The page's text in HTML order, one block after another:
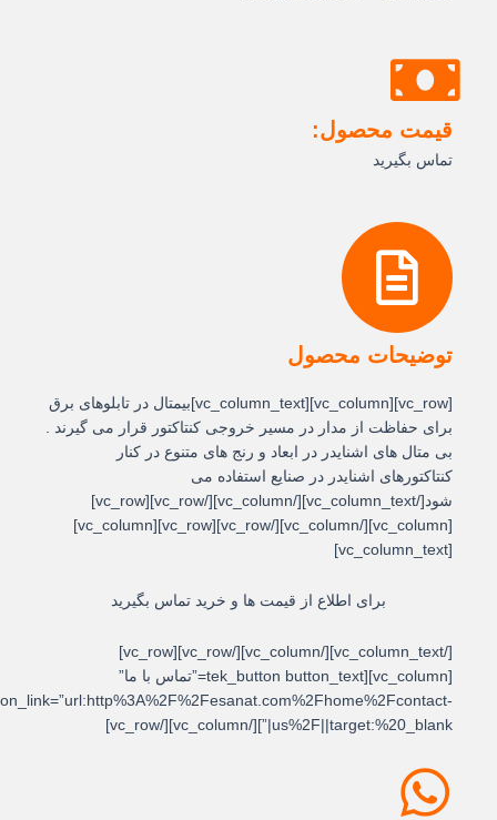
قیمت محصول:
تماس بگیرید
توضیحات محصول
[vc_row][vc_column][vc_column_text]بیمتال در تابلوهای برق
برای حفاظت از مدار در مسیر خروجی کنتاکتور قرار می گیرند .
بی متال های اشنایدر در ابعاد و رنج های متنوع در کنار
کنتاکتورهای اشنایدر در صنایع استفاده می
شود[/vc_column_text][/vc_column][/vc_row][vc_row]
[vc_column][/vc_column][/vc_row][vc_row][vc_column]
برای اطلاع از قیمت ها و خرید تماس بگیرید
[/vc_column_text][/vc_column][/vc_row][vc_row]
[vc_column][tek_button button_text=”تماس با ما”
button_link=”url:http%3A%2F%2Fesanat.com%2Fhome%2Fcontact-
us%2F||target:%20_blank|”][/vc_column][/vc_row]